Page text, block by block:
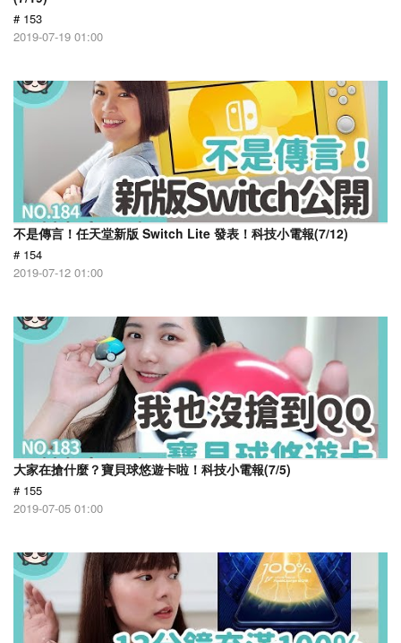
# 153
2019-07-19 01:00
不是傳言！任天堂新版 Switch Lite 發表！科技小電報(7/12)
# 154
2019-07-12 01:00
大家在搶什麼？寶貝球悠遊卡啦！科技小電報(7/5)
# 155
2019-07-05 01:00